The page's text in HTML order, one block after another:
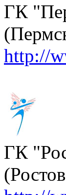
ГК
http://
ГК